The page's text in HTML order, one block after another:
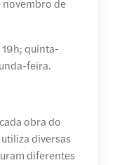
de
quinta-
feira.
obra do
diversas
diferentes